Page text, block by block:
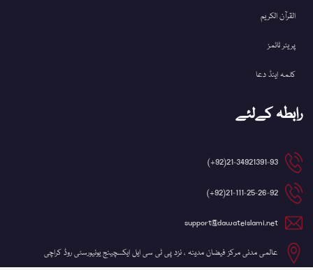
القرآن الکریم
پریئر ٹائمز
کلمہ اینڈ دعا
رابطہ کےلئے
21-34921391-93(92+)
21-111-25-26-92(92+)
support@dawateislami.net
عالمی مدنی مرکز فیضان مدینہ ، نزد پی ٹی سی ایل ایکسچینج یونیورسٹی روڈ کراچی